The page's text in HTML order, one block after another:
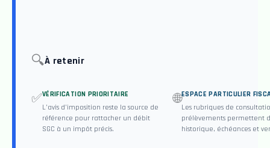
🔍À retenir
✅VÉRIFICATION PRIORITAIRE
L’avis d’imposition reste la source de
référence pour rattacher un débit
SGC à un impôt précis.
🌐ESPACE PARTICULIER
Les rubriques de
prélèvements permettent
historique, échéances et